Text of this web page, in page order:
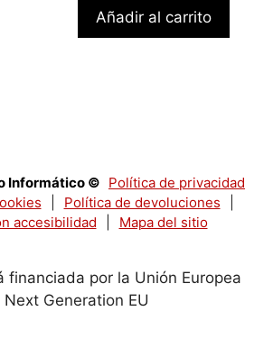
Añadir al carrito
Informático © Política de privacidad
Política de devoluciones
accesibilidad
Mapa del sitio
financiada por la Unión Europea
Next Generation EU